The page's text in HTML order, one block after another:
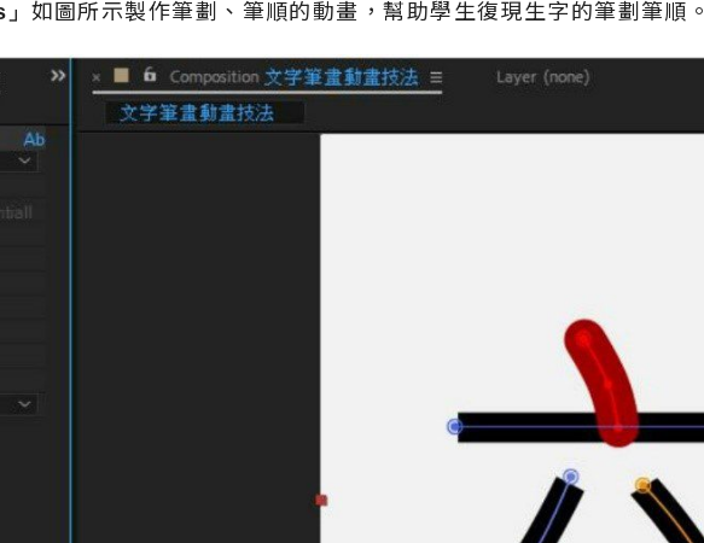
」 如圖所示製作筆劃、筆順的動畫，幫助學生復現生字的筆劃筆順。